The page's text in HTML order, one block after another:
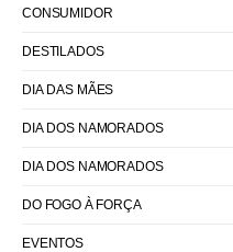
CONSUMIDOR
DESTILADOS
DIA DAS MÃES
DIA DOS NAMORADOS
DIA DOS NAMORADOS
DO FOGO À FORÇA
EVENTOS